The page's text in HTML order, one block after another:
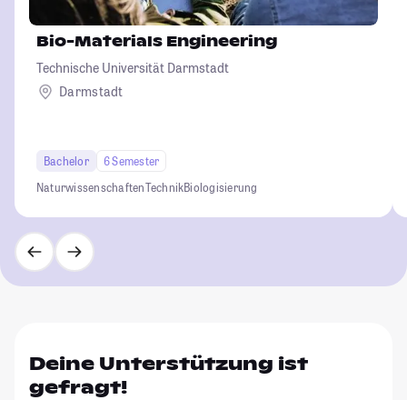
Bio-Materials Engineering
Technische Universität Darmstadt
Darmstadt
Bachelor
6 Semester
NaturwissenschaftenTechnikBiologisierung
Deine Unterstützung ist
gefragt!